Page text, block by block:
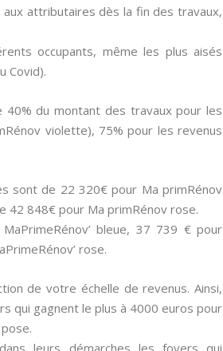
aux attributaires dès la fin des travaux,
occupants, même les plus aisés
Covid).
du montant des travaux pour les
violette), 75% pour les revenus
sont de 22 320€ pour Ma primRénov
42 848€ pour Ma primRénov rose.
bleue, 37 739 € pour
rose.
de votre échelle de revenus. Ainsi,
qui gagnent le plus à 4000 euros pour
leurs démarches les foyers qui